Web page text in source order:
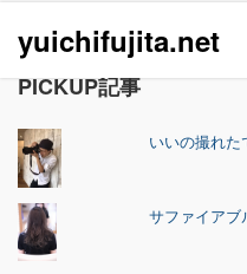
yuichifujita.net
PICKUP記事
いいの撮れた
サファイアブ